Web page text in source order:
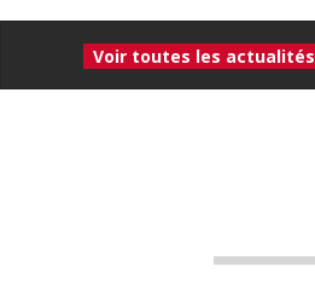
Voir toutes les actualités